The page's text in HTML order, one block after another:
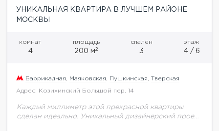
УНИКАЛЬНАЯ КВАРТИРА В ЛУЧШЕМ РАЙОНЕ
МОСКВЫ
комнат
4
площадь
200 м2
спален
3
этаж
4 / 6
Баррикадная Маяковская Пушкинская Тверская
Адрес: Козихинский Большой пер. 14
Каждый миллиметр этой прекрасной квартиры
сделан идеально. Уникальный дизайнерский проект